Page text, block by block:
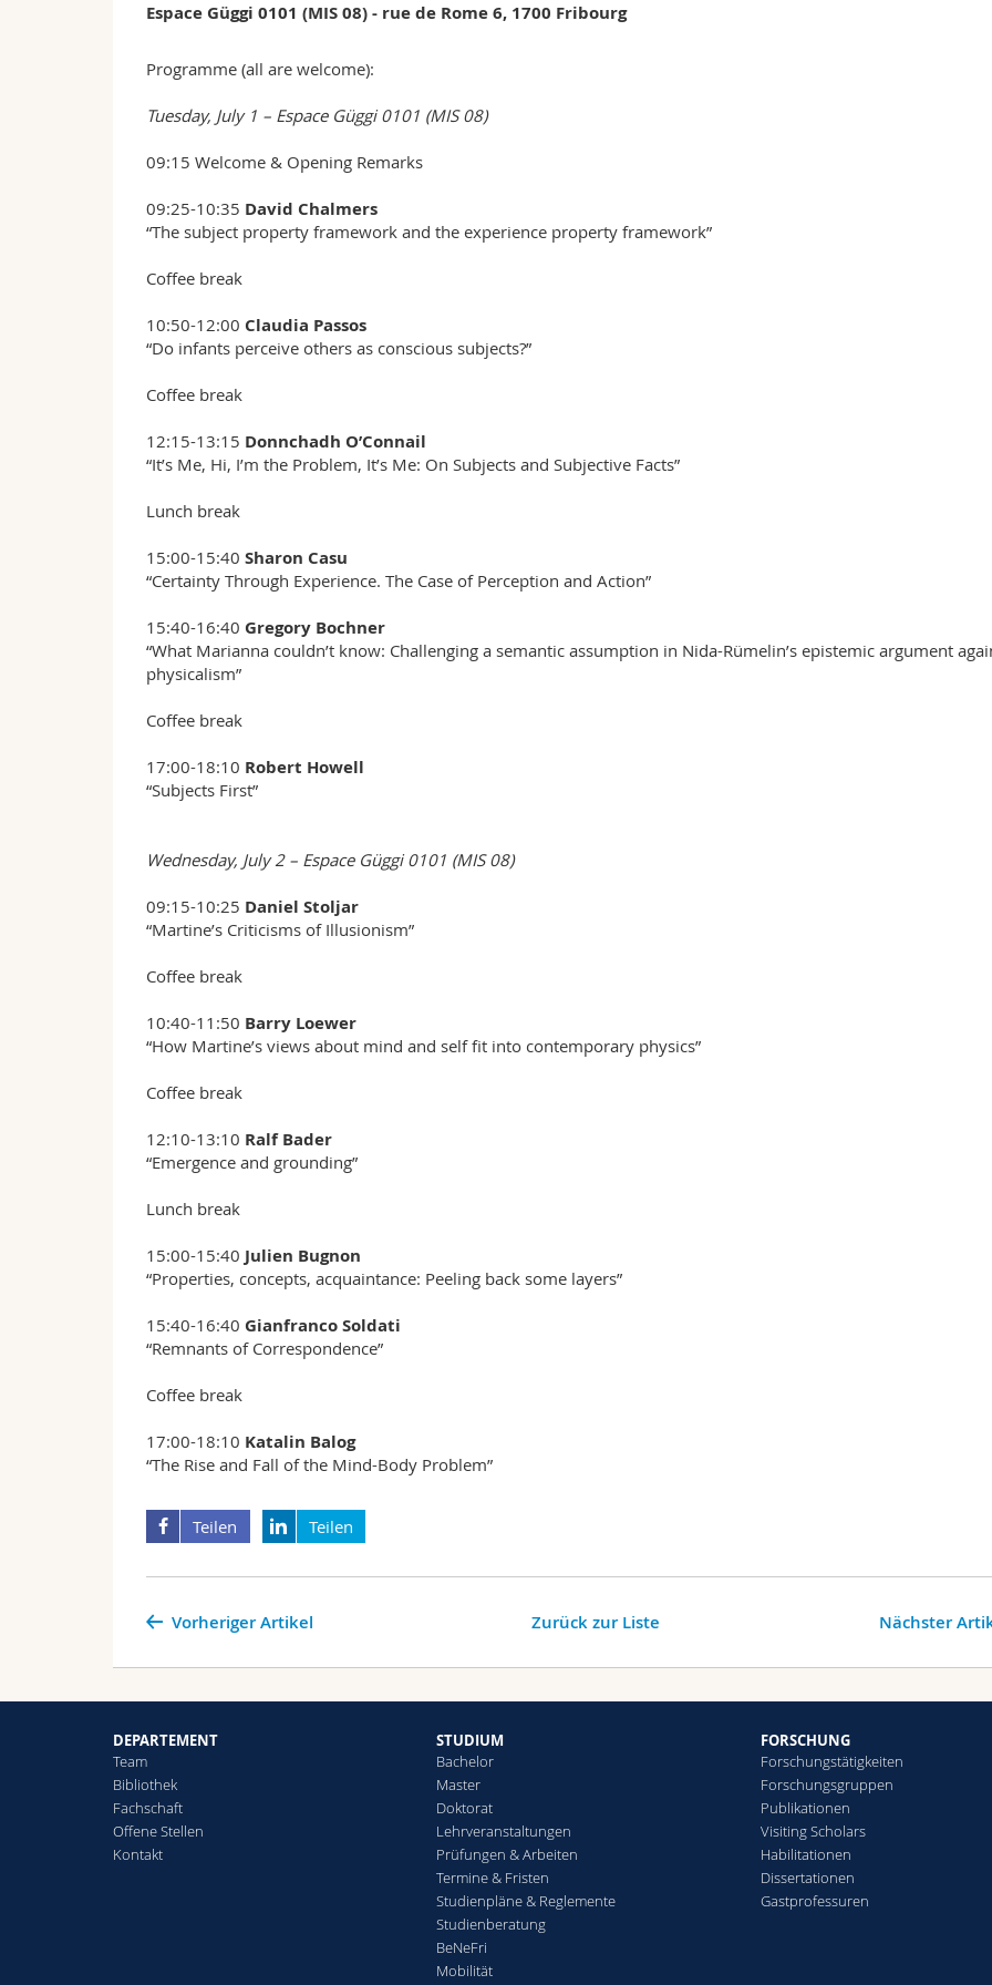
Espace Güggi 0101 (MIS 08) - rue de Rome 6, 1700 Fribourg
Programme (all are welcome):
Tuesday, July 1 – Espace Güggi 0101 (MIS 08)
09:15 Welcome & Opening Remarks
09:25-10:35 David Chalmers
“The subject property framework and the experience property framework”
Coffee break
10:50-12:00 Claudia Passos
“Do infants perceive others as conscious subjects?”
Coffee break
12:15-13:15 Donnchadh O’Connail
“It’s Me, Hi, I’m the Problem, It’s Me: On Subjects and Subjective Facts”
Lunch break
15:00-15:40 Sharon Casu
“Certainty Through Experience. The Case of Perception and Action”
15:40-16:40 Gregory Bochner
“What Marianna couldn’t know: Challenging a semantic assumption in Nida-Rümelin’s epistemic argument
physicalism”
Coffee break
17:00-18:10 Robert Howell
“Subjects First”
Wednesday, July 2 – Espace Güggi 0101 (MIS 08)
09:15-10:25 Daniel Stoljar
“Martine’s Criticisms of Illusionism”
Coffee break
10:40-11:50 Barry Loewer
“How Martine’s views about mind and self fit into contemporary physics”
Coffee break
12:10-13:10 Ralf Bader
“Emergence and grounding”
Lunch break
15:00-15:40 Julien Bugnon
“Properties, concepts, acquaintance: Peeling back some layers”
15:40-16:40 Gianfranco Soldati
“Remnants of Correspondence”
Coffee break
17:00-18:10 Katalin Balog
“The Rise and Fall of the Mind-Body Problem”
Teilen Teilen
Nächster
Vorheriger Artikel Zurück zur Liste
DEPARTEMENT
Team
Bibliothek
Fachschaft
Offene Stellen
Kontakt
STUDIUM
Bachelor
Master
Doktorat
Lehrveranstaltungen
Prüfungen & Arbeiten
Termine & Fristen
Studienpläne & Reglemente
Studienberatung
BeNeFri
Mobilität
FORSCHUNG
Forschungstätigkeiten
Forschungsgruppen
Publikationen
Visiting Scholars
Habilitationen
Dissertationen
Gastprofessuren